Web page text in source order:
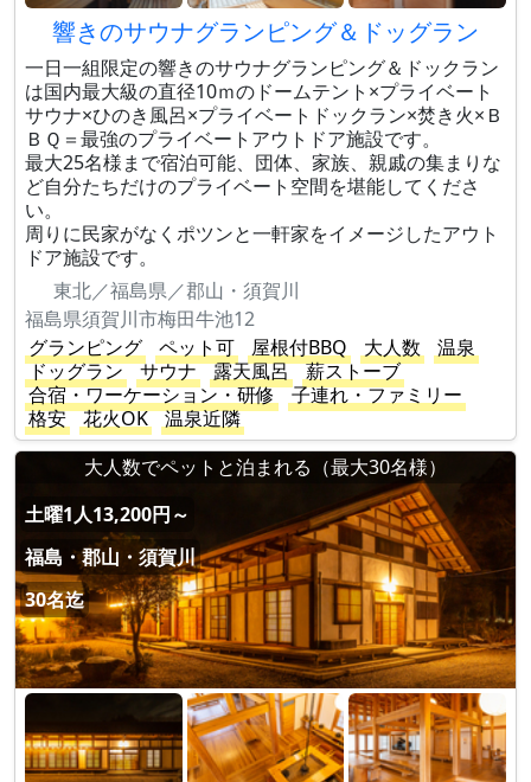
響きのサウナグランピング＆ドッグラン
一日一組限定の響きのサウナグランピング＆ドックラン
は国内最大級の直径10ｍのドームテント×プライベート
サウナ×ひのき風呂×プライベートドックラン×焚き火×Ｂ
ＢＱ＝最強のプライベートアウトドア施設です。
最大25名様まで宿泊可能、団体、家族、親戚の集まりな
ど自分たちだけのプライベート空間を堪能してくださ
い。
周りに民家がなくポツンと一軒家をイメージしたアウト
ドア施設です。
東北／福島県／郡山・須賀川
福島県須賀川市梅田牛池12
グランピング
ペット可 屋根付BBQ 大人数
温泉
ドッグラン
サウナ 露天風呂
薪ストーブ
合宿・ワーケーション・研修
子連れ・ファミリー
格安
花火OK
温泉近隣
大人数でペットと泊まれる（最大30名様）
土曜1人13,200円～
福島・郡山・須賀川
30名迄